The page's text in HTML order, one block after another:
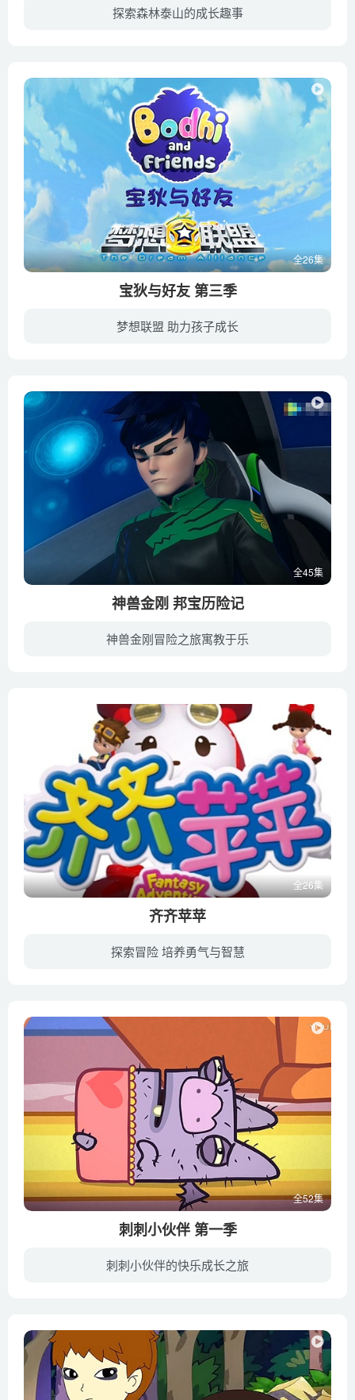
探索森林泰山的成长趣事
全26集
宝狄与好友 第三季
梦想联盟 助力孩子成长
全45集
神兽金刚 邦宝历险记
神兽金刚冒险之旅寓教于乐
全26集
齐齐苹苹
探索冒险 培养勇气与智慧
全52集
刺刺小伙伴 第一季
刺刺小伙伴的快乐成长之旅